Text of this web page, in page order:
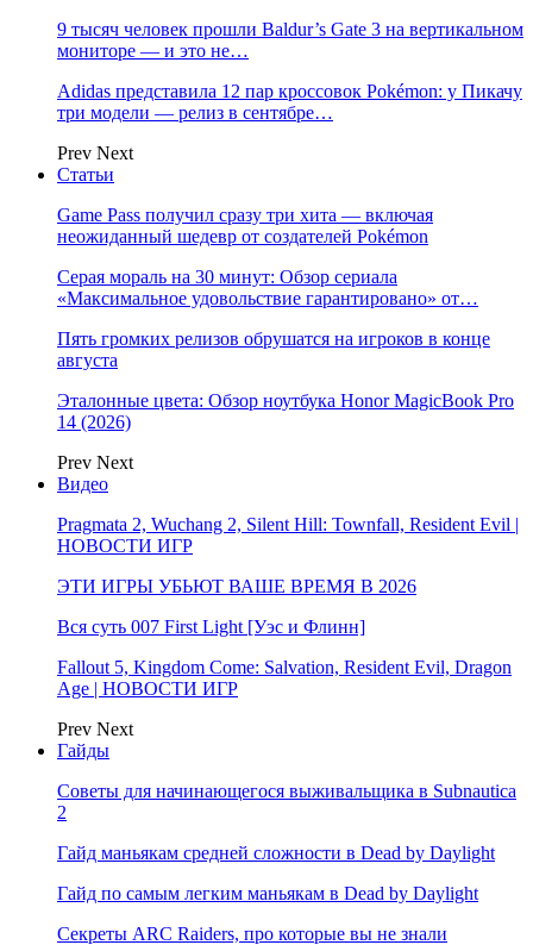
9 тысяч человек прошли Baldur’s Gate 3 на вертикальном
мониторе — и это не…
Adidas представила 12 пар кроссовок Pokémon: у Пикачу
три модели — релиз в сентябре…
Prev Next
Статьи
Game Pass получил сразу три хита — включая
неожиданный шедевр от создателей Pokémon
Серая мораль на 30 минут: Обзор сериала
«Максимальное удовольствие гарантировано» от…
Пять громких релизов обрушатся на игроков в конце
августа
Эталонные цвета: Обзор ноутбука Honor MagicBook Pro
14 (2026)
Prev Next
Видео
Pragmata 2, Wuchang 2, Silent Hill: Townfall, Resident Evil |
НОВОСТИ ИГР
ЭТИ ИГРЫ УБЬЮТ ВАШЕ ВРЕМЯ В 2026
Вся суть 007 First Light [Уэс и Флинн]
Fallout 5, Kingdom Come: Salvation, Resident Evil, Dragon
Age | НОВОСТИ ИГР
Prev Next
Гайды
Советы для начинающегося выживальщика в Subnautica
2
Гайд маньякам средней сложности в Dead by Daylight
Гайд по самым легким маньякам в Dead by Daylight
Секреты ARC Raiders, про которые вы не знали